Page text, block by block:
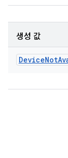
생성 값
DeviceNot